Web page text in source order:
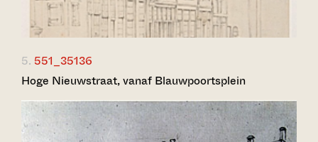
5. 551_35136
Hoge Nieuwstraat, vanaf Blauwpoortsplein